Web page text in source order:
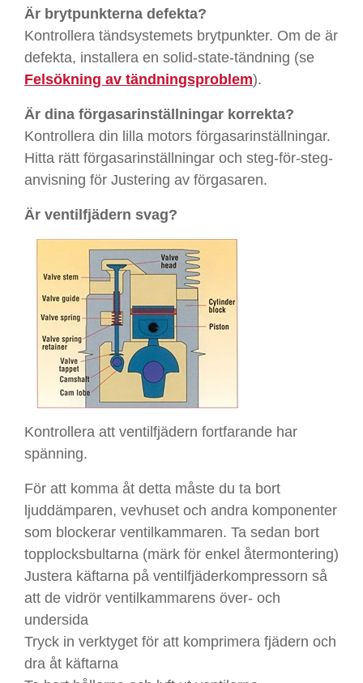
Är brytpunkterna defekta?
Kontrollera tändsystemets brytpunkter. Om de är
defekta, installera en solid-state-tändning (se
Felsökning av tändningsproblem).
Är dina förgasarinställningar korrekta?
Kontrollera din lilla motors förgasarinställningar.
Hitta rätt förgasarinställningar och steg-för-steg-
anvisning för Justering av förgasaren.
Är ventilfjädern svag?
Kontrollera att ventilfjädern fortfarande har
spänning.
För att komma åt detta måste du ta bort
ljuddämparen, vevhuset och andra komponenter
som blockerar ventilkammaren. Ta sedan bort
topplocksbultarna (märk för enkel återmontering)
Justera käftarna på ventilfjäderkompressorn så
att de vidrör ventilkammarens över- och
undersida
Tryck in verktyget för att komprimera fjädern och
dra åt käftarna